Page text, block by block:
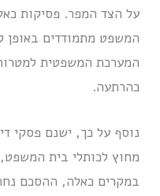
על הצד המפר. פסיקות
המשפט מתמודדים באופן
המערכת המשפטית
כהרתעה.
נוסף על כך, ישנם פסקי
מחוץ לכותלי בית
במקרים כאלה, ההסכם